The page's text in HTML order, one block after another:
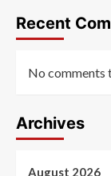
Recent
No comments
Archives
August 2026